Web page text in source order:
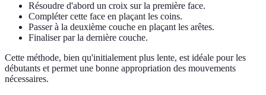
Résoudre d'abord un croix sur la première face.
Compléter cette face en plaçant les coins.
Passer à la deuxième couche en plaçant les arêtes.
Finaliser par la dernière couche.
Cette méthode, bien qu'initialement plus lente, est idéale pour les
débutants et permet une bonne appropriation des mouvements
nécessaires.